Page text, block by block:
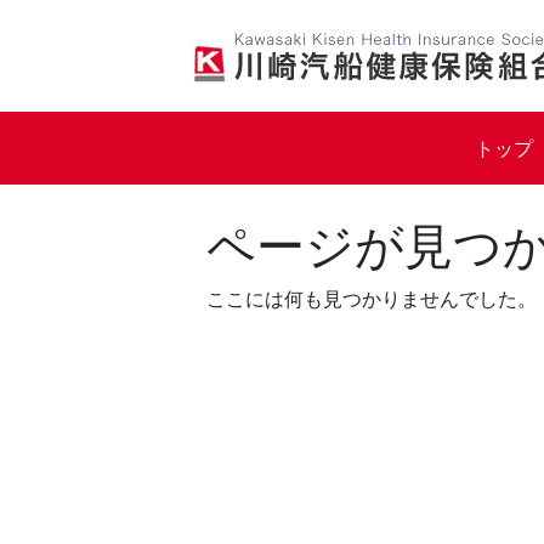
トップ
ページが見つ
ここには何も見つかりませんでした。